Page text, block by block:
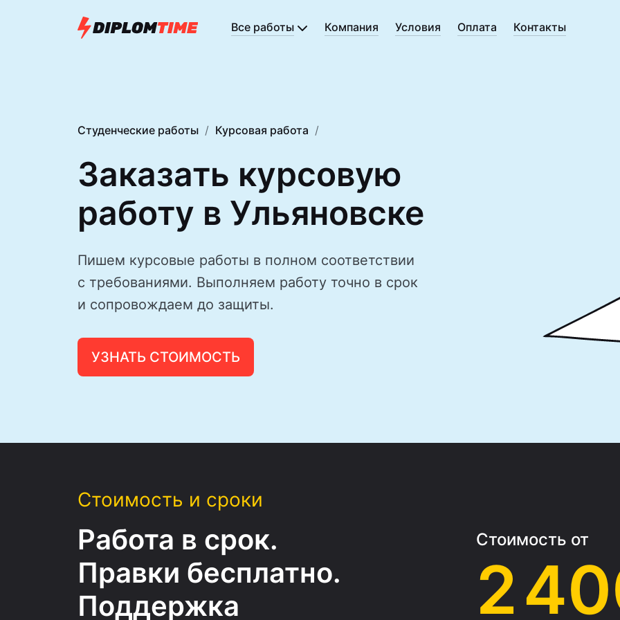
Все работы Компания Условия Оплата Контакты
Студенческие работы Курсовая работа
Заказать курсовую
работу в Ульяновске
Пишем курсовые работы в полном соответствии
с требованиями. Выполняем работу точно в срок
и сопровождаем до защиты.
УЗНАТЬ СТОИМОСТЬ
Стоимость и сроки
Работа в срок.
Правки бесплатно.
Поддержка
Стоимость от
2